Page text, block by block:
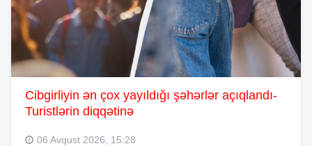
Cibgirliyin ən çox yayıldığı şəhərlər açıqlandı-
Turistlərin diqqətinə
06 Avqust 2026, 15:28